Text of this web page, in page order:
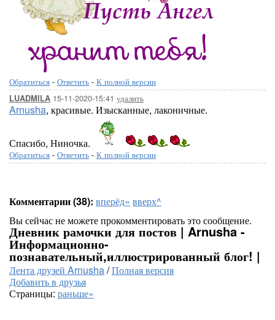
Обратиться - Ответить - К полной версии
LUADMILA 15-11-2020-15:41 удалить
Arnusha, красивые. Изысканные, лаконичные.
Спасибо, Ниночка.
Обратиться - Ответить - К полной версии
Комментарии (38): вперёд» вверх^
Вы сейчас не можете прокомментировать это сообщение.
Дневник рамочки для постов | Arnusha -
Информационно-
познавательный,иллюстрированный блог! |
Лента друзей Arnusha/Полная версия
Добавить в друзья
Страницы: раньше»